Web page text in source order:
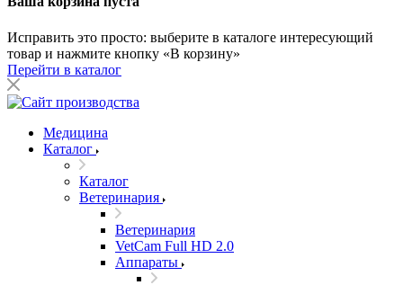
Исправить это просто: выберите в каталоге интересующий
товар и нажмите кнопку «В корзину»
Перейти в каталог
Медицина
Каталог
Каталог
Ветеринария
Ветеринария
VetCam Full HD 2.0
Аппараты